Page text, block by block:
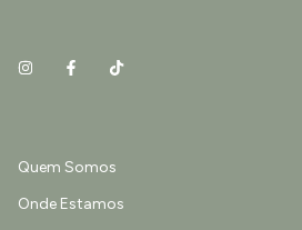
Quem Somos
Onde Estamos